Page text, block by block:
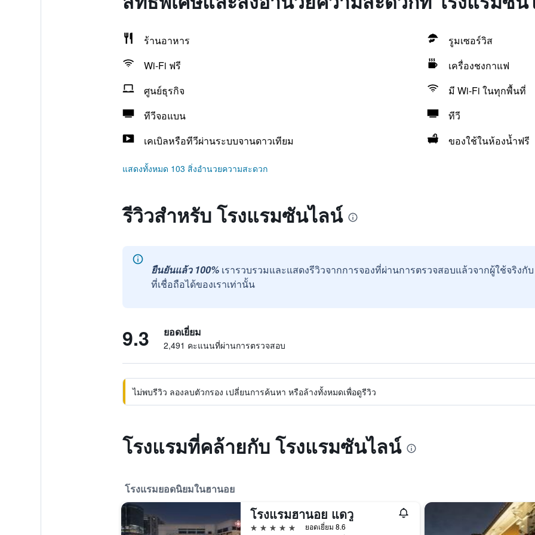
ร้านอาหาร
รูมเซอร์วิส
Wi-Fi ฟรี
เครื่องชงกาแฟ
ศูนย์ธุรกิจ
มี Wi-Fi ในทุกพื้นที่
ทีวีจอแบน
ทีวี
เคเบิลหรือทีวีผ่านระบบจานดาวเทียม
ของใช้ในห้องน้ำฟรี
แสดงทั้งหมด 103 สิ่งอำนวยความสะดวก
รีวิวสำหรับ โรงแรมซันไลน์
ยืนยันแล้ว 100% เรารวบรวมและแสดงรีวิวจากการจองที่ผ่านการตรวจสอบแล้วจากผู้ใช้จริง
ที่เชื่อถือได้ของเราเท่านั้น
9.3 ยอดเยี่ยม
2,491 คะแนนที่ผ่านการตรวจสอบ
ไม่พบรีวิว ลองลบตัวกรอง เปลี่ยนการค้นหา หรือล้างทั้งหมดเพื่อดูรีวิว
โรงแรมที่คล้ายกับ โรงแรมซันไลน์
โรงแรมยอดนิยมในฮานอย
โรงแรมฮานอย แดวู
5 ดาว
ยอดเยี่ยม 8.6